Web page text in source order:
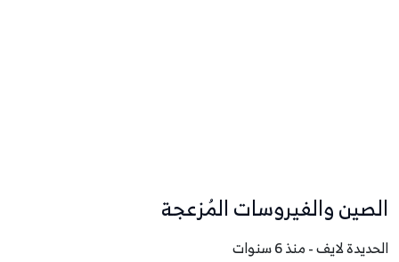
الصين والفيروسات المُزعجة
الحديدة لايف - منذ 6 سنوات